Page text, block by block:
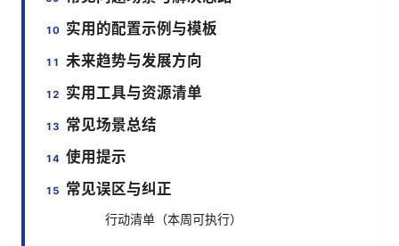
实用的配置示例与模板
未来趋势与发展方向
实用工具与资源清单
常见场景总结
使用提示
常见误区与纠正
行动清单（本周可执行）